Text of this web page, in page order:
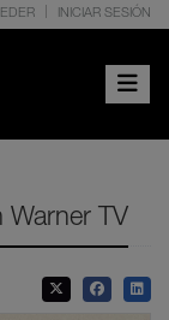
INICIAR SESIÓN
Toggle
TV